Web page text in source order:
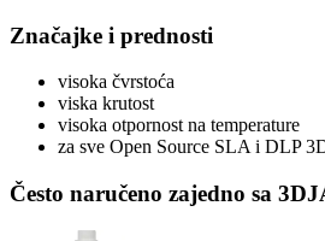
Značajke i prednosti
visoka čvrstoća
viska krutost
visoka otpornost na temperature
za sve Open Source SLA i DLP
Često naručeno zajedno sa